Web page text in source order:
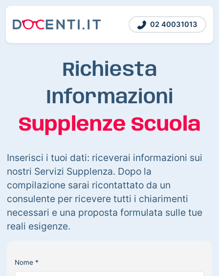
02 40031013
Richiesta
Informazioni
Supplenze Scuola
Inserisci i tuoi dati: riceverai informazioni sui
nostri Servizi Supplenza. Dopo la
compilazione sarai ricontattato da un
consulente per ricevere tutti i chiarimenti
necessari e una proposta formulata sulle tue
reali esigenze.
Nome *